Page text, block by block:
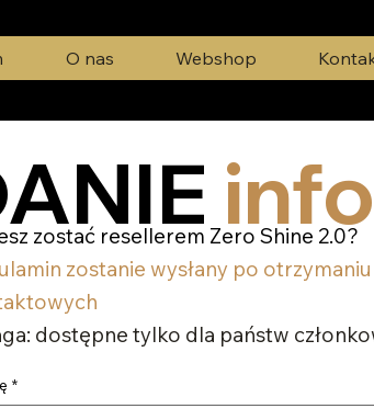
O nas Webshop
zostać resellerem Zero Shine 2.0?
zostanie wysłany po
dostępne tylko dla państw
*